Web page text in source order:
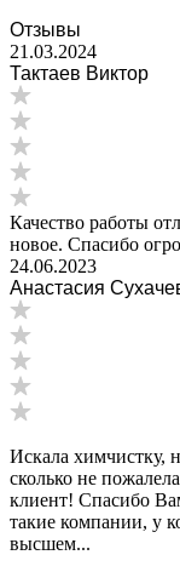
Отзывы
21.03.2024
Тактаев Виктор
Качество работы
новое. Спасибо
24.06.2023
Анастасия
Искала химчистку,
сколько не
клиент! Спасибо
такие компании, у
высшем...